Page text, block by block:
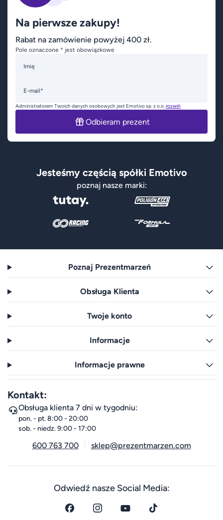
Na pierwsze zakupy!
Rabat na zamówienie powyżej 400 zł.
Pole oznaczone * jest obowiązkowe
Imię
E-mail*
Administratorem Twoich danych osobowych jest Emotivo sp. z o.o.rozwiń
Odbieram prezent
Jesteśmy częścią spółki Emotivo
poznaj nasze marki:
Poznaj Prezentmarzeń
Obsługa Klienta
Twoje konto
Informacje
Informacje prawne
Kontakt:
Obsługa klienta 7 dni w tygodniu:
pon. - pt. 8:00 - 20:00
sob. - niedz. 9:00 - 17:00
600 763 700 sklep@prezentmarzen.com
Odwiedź nasze Social Media: